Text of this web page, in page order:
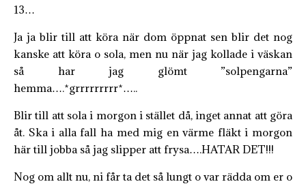
13…
Ja ja blir till att köra när dom öppnat sen blir det nog
kanske att köra o sola, men nu när jag kollade i väskan
så har jag glömt ”solpengarna”
hemma….*grrrrrrrrr*…..
Blir till att sola i morgon i stället då, inget annat att göra
åt. Ska i alla fall ha med mig en värme fläkt i morgon
här till jobba så jag slipper att frysa….HATAR DET!!!
Nog om allt nu, ni får ta det så lungt o var rädda om er o